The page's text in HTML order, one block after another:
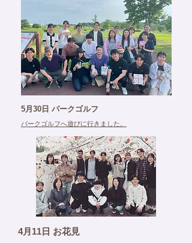
5月30日 パークゴルフ
パークゴルフへ遊びに行きました。
4月11日 お花見